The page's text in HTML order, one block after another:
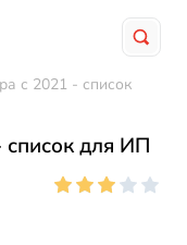
с 2021 - список
список для ИП